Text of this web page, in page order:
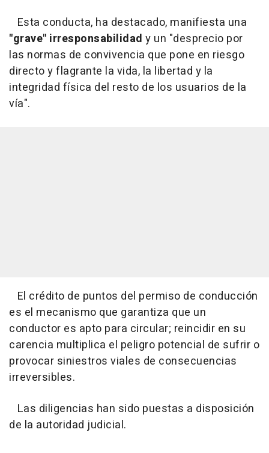
Esta conducta, ha destacado, manifiesta una
"grave" irresponsabilidad y un "desprecio por
las normas de convivencia que pone en riesgo
directo y flagrante la vida, la libertad y la
integridad física del resto de los usuarios de la
vía".
El crédito de puntos del permiso de conducción
es el mecanismo que garantiza que un
conductor es apto para circular; reincidir en su
carencia multiplica el peligro potencial de sufrir o
provocar siniestros viales de consecuencias
irreversibles.
Las diligencias han sido puestas a disposición
de la autoridad judicial.